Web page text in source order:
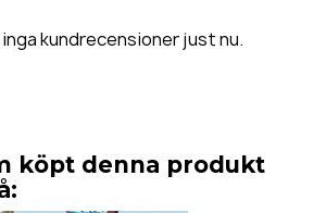
kundrecensioner just nu.
köpt denna produkt